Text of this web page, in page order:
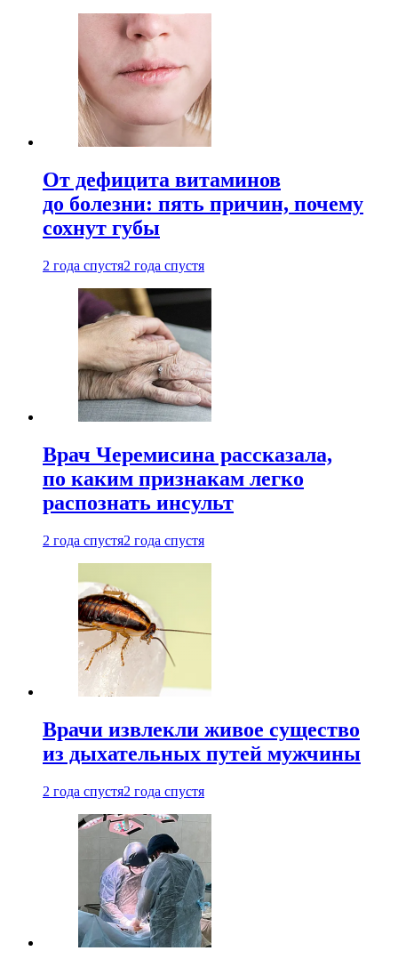
От дефицита витаминов
до болезни: пять причин, почему
сохнут губы
2 года спустя2 года спустя
Врач Черемисина рассказала,
по каким признакам легко
распознать инсульт
2 года спустя2 года спустя
Врачи извлекли живое существо
из дыхательных путей мужчины
2 года спустя2 года спустя